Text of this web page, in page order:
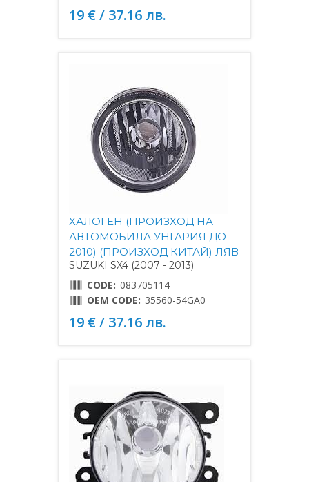
19 € / 37.16 лв.
ХАЛОГЕН (ПРОИЗХОД НА
АВТОМОБИЛА УНГАРИЯ ДО
2010) (ПРОИЗХОД КИТАЙ) ЛЯВ
SUZUKI SX4 (2007 - 2013)
CODE: 083705114
OEM CODE: 35560-54GA0
19 € / 37.16 лв.